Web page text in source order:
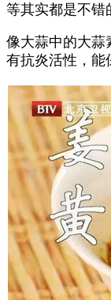
等其实都是不错
像大蒜中的大蒜
有抗炎活性，能